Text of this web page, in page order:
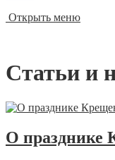
Открыть меню
Статьи и
О празднике